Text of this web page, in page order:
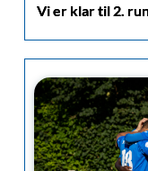
Vi er klar til 2.